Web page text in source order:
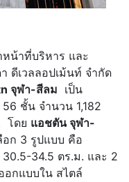
หน้าที่บริหาร และ
ดีเวลลอปเม้นท์ จำกัด
จุฬา-สีลม เป็น
ชั้น จำนวน 1,182
โดย แอชตัน จุฬา-
อก 3 รูปแบบ คือ
34.5 ตร.ม. และ 2
อกแบบใน สไตล์